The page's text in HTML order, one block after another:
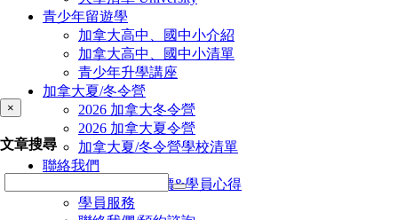
青少年留遊學
加拿大高中、國中小介紹
加拿大高中、國中小清單
青少年升學講座
加拿大夏/冬令營
2026 加拿大冬令營
2026 加拿大夏令營
加拿大夏/冬令營學校清單
聯絡我們
Hello Study評價&學員心得
學員服務
×
文章搜尋